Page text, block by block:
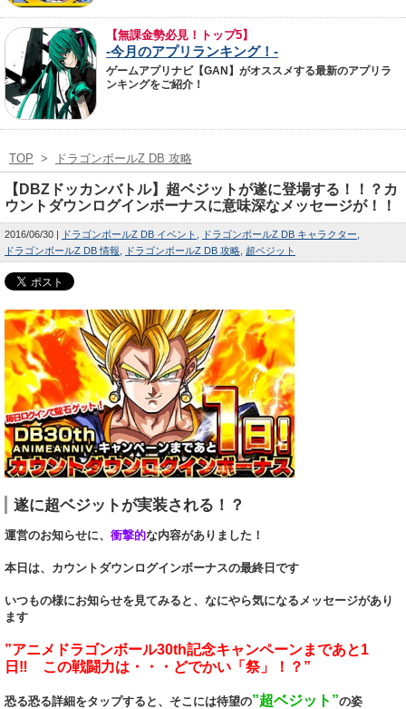
【無課金勢必見！トップ5】
-今月のアプリランキング！-
ゲームアプリナビ【GAN】がオススメする最新のアプリラ
ンキングをご紹介！
TOP > ドラゴンボールZ DB 攻略
【DBZドッカンバトル】超ベジットが遂に登場する！！？カ
ウントダウンログインボーナスに意味深なメッセージが！！
2016/06/30 ドラゴンボールZ DB イベント
ドラゴンボールZ DB キャラクター
ドラゴンボールZ DB 情報
ドラゴンボールZ DB 攻略 超ベジット
遂に超ベジットが実装される！？
運営のお知らせに、 衝撃的な内容がありました！
本日は、カウントダウンログインボーナスの最終日です
いつもの様にお知らせを見てみると、なにやら気になるメッセージがあり
ます
”アニメドラゴンボール30th記念キャンペーンまであと1
日‼ この戦闘力は・・・どでかい「祭」！？”
恐る恐る詳細をタップすると、そこには待望の”超ベジット”の姿